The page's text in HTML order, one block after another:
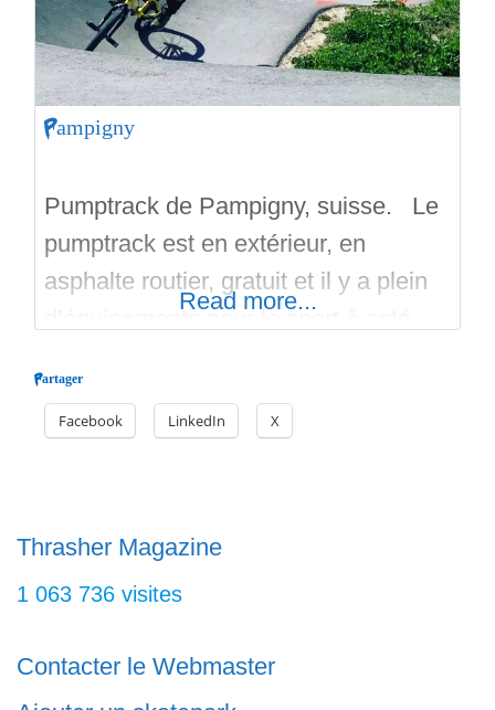
petite piste se trouve une grande piste
de
Pampigny
Pumptrack de Pampigny, suisse. Le
pumptrack est en extérieur, en
asphalte routier, gratuit et il y a plein
d’équipements pour le sport à coté.
Velosolutions. 165 mètres linéaires,
un seul niveau mais plusieurs options
des corners entiers (full virages), des
tables, vous
Read more...
Partager
Facebook LinkedIn X
Thrasher Magazine
1 063 736 visites
Contacter le Webmaster